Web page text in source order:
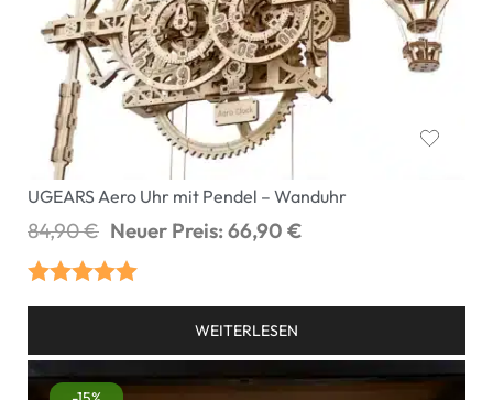
UGEARS Aero Uhr mit Pendel – Wanduhr
84,90€ Neuer Preis: 66,90 €
Bewertet mit
WEITERLESEN